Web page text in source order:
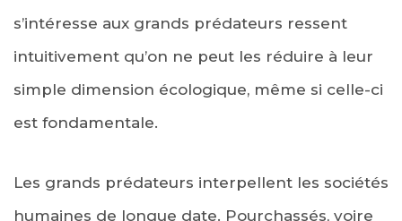
s’intéresse aux grands prédateurs ressent
intuitivement qu’on ne peut les réduire à leur
simple dimension écologique, même si celle-ci
est fondamentale.
Les grands prédateurs interpellent les sociétés
humaines de longue date. Pourchassés, voire